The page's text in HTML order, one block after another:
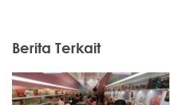
Berita Terkait